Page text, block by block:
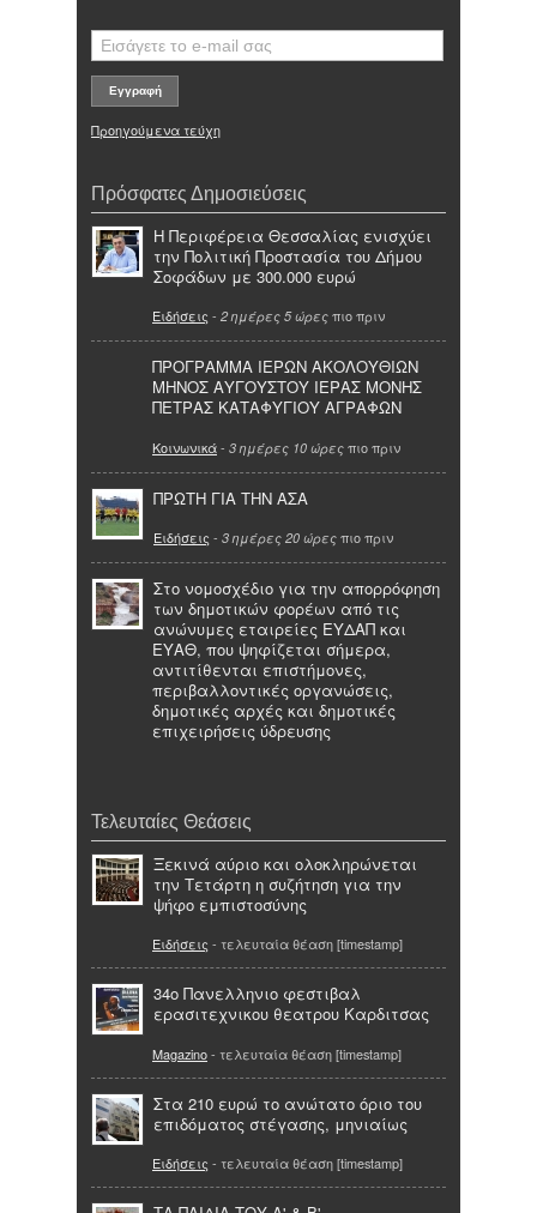
Προηγούμενα τεύχη
Πρόσφατες Δημοσιεύσεις
Η Περιφέρεια Θεσσαλίας ενισχύει
την Πολιτική Προστασία του Δήμου
Σοφάδων με 300.000 ευρώ
Ειδήσεις - 2 ημέρες 5 ώρες πιο πριν
ΠΡΟΓΡΑΜΜΑ ΙΕΡΩΝ ΑΚΟΛΟΥΘΙΩΝ
ΜΗΝΟΣ ΑΥΓΟΥΣΤΟΥ ΙΕΡΑΣ ΜΟΝΗΣ
ΠΕΤΡΑΣ ΚΑΤΑΦΥΓΙΟΥ ΑΓΡΑΦΩΝ
Κοινωνικά- 3 ημέρες 10 ώρες πιο πριν
ΠΡΩΤΗ ΓΙΑ ΤΗΝ ΑΣΑ
Ειδήσεις - 3 ημέρες 20 ώρες πιο πριν
Στο νομοσχέδιο για την απορρόφηση
των δημοτικών φορέων από τις
ανώνυμες εταιρείες ΕΥΔΑΠ και
ΕΥΑΘ, που ψηφίζεται σήμερα,
αντιτίθενται επιστήμονες,
περιβαλλοντικές οργανώσεις,
δημοτικές αρχές και δημοτικές
επιχειρήσεις ύδρευσης
Τελευταίες Θεάσεις
Ξεκινά αύριο και ολοκληρώνεται
την Τετάρτη η συζήτηση για την
ψήφο εμπιστοσύνης
Ειδήσεις - τελευταία θέαση [timestamp]
34ο Πανελληνιο φεστιβαλ
ερασιτεχνικου θεατρου Καρδιτσας
Magazino- τελευταία θέαση [timestamp]
Στα 210 ευρώ το ανώτατο όριο του
επιδόματος στέγασης, μηνιαίως
Ειδήσεις - τελευταία θέαση [timestamp]